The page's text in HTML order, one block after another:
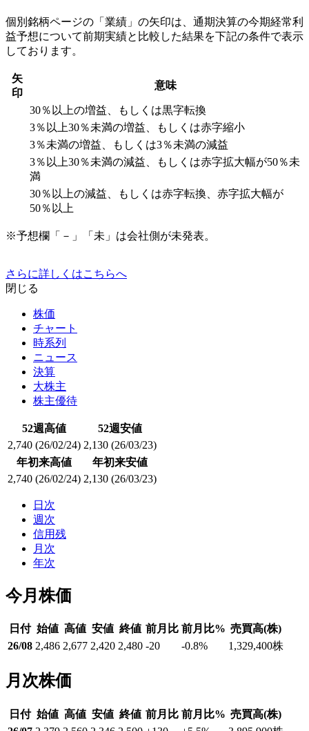
個別銘柄ページの「業績」の矢印は、通期決算の今期経常利
益予想について前期実績と比較した結果を下記の条件で表示
しております。
矢
印
意味
30％以上の増益、もしくは黒字転換
3％以上30％未満の増益、もしくは赤字縮小
3％未満の増益、もしくは3％未満の減益
3％以上30％未満の減益、もしくは赤字拡大幅が50％未
満
30％以上の減益、もしくは赤字転換、赤字拡大幅が
50％以上
※予想欄「－」「未」は会社側が未発表。
さらに詳しくはこちらへ
閉じる
株価
チャート
時系列
ニュース
決算
大株主
株主優待
52週高値
52週安値
2,740 (26/02/24) 2,130 (26/03/23)
年初来高値
年初来安値
2,740 (26/02/24) 2,130 (26/03/23)
日次
週次
信用残
月次
年次
今月株価
日付 始値 高値 安値 終値 前月比 前月比% 売買高(株)
26/08 2,486 2,677 2,420 2,480 -20 -0.8% 1,329,400株
月次株価
日付 始値 高値 安値 終値 前月比 前月比% 売買高(株)